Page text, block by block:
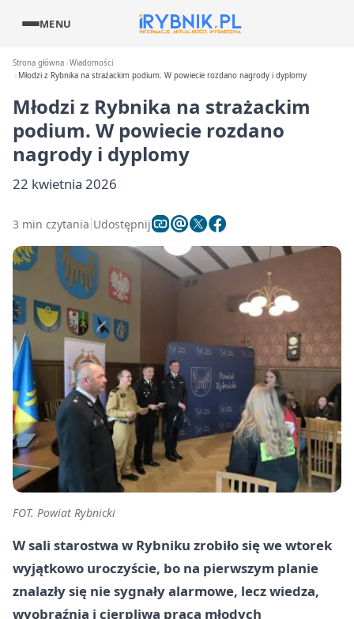
MENU
Strona główna Wiadomości
Młodzi z Rybnika na strażackim podium. W powiecie rozdano nagrody i dyplomy
Młodzi z Rybnika na strażackim
podium. W powiecie rozdano
nagrody i dyplomy
22 kwietnia 2026
3 min czytania Udostępnij
FOT. Powiat Rybnicki
W sali starostwa w Rybniku zrobiło się we wtorek
wyjątkowo uroczyście, bo na pierwszym planie
znalazły się nie sygnały alarmowe, lecz wiedza,
wyobraźnia i cierpliwa praca młodych